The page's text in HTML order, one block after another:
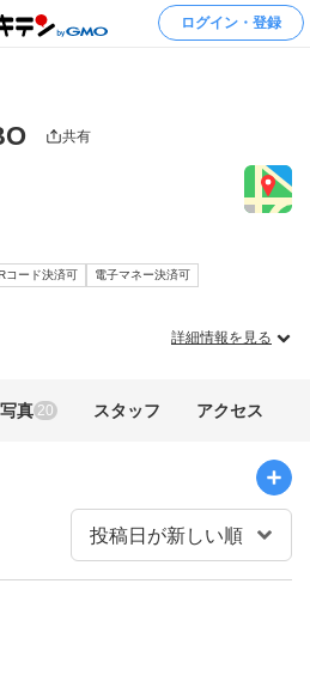
ログイン・登録
共有
コード決済可
電子マネー決済可
詳細情報を見る
写真 20 スタッフ アクセス